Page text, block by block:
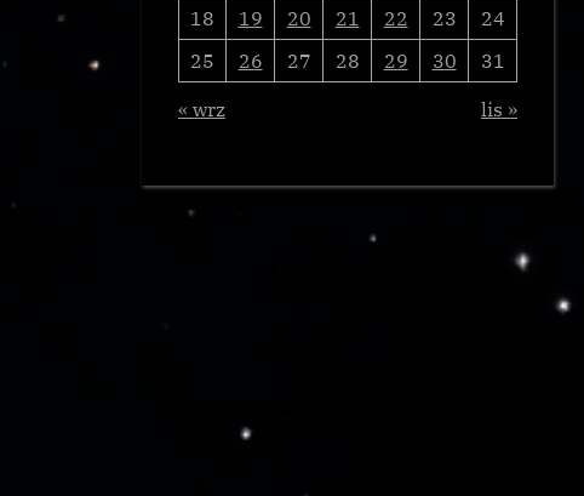
18
19 20 21 22 23
24
25
26 27 28 29 30
31
« wrz
lis »